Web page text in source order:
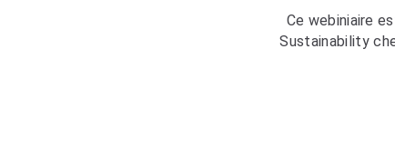
Ce webiniaire
Sustainability